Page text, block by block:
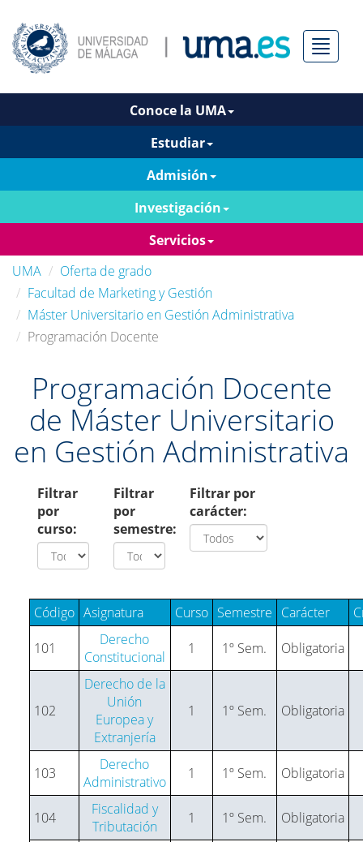
Menú
Conoce la UMA
Estudiar
Admisión
Investigación
Servicios
UMA
Oferta de grado
Facultad de Marketing y Gestión
Máster Universitario en Gestión Administrativa
Programación Docente
Programación Docente
de Máster Universitario
en Gestión Administrativa
Filtrar
por
curso:
Filtrar
por
semestre:
Filtrar por
carácter:
Código Asignatura Curso Semestre Carácter
101
Derecho
Constitucional
1 1º Sem. Obligatoria
102
Derecho de la
Unión
Europea y
Extranjería
1 1º Sem. Obligatoria
103
Derecho
Administrativo
1 1º Sem. Obligatoria
104
Fiscalidad y
Tributación
1 1º Sem. Obligatoria